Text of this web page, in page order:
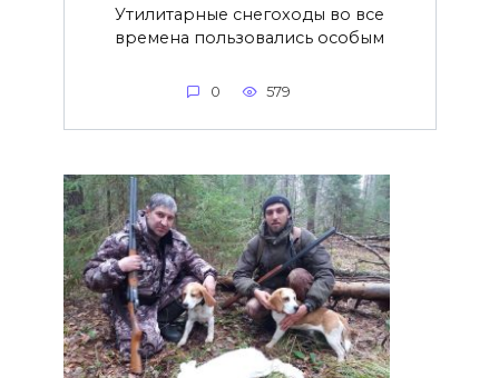
Утилитарные снегоходы во все
времена пользовались особым
0 579